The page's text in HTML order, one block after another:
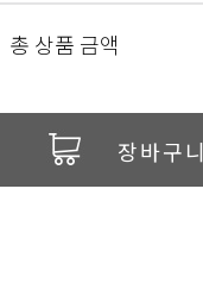
총 상품 금액
장바구